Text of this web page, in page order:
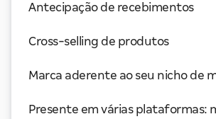
Antecipação de recebimentos
Cross-selling de produtos
Marca aderente ao seu nicho de
Presente em várias plataformas: